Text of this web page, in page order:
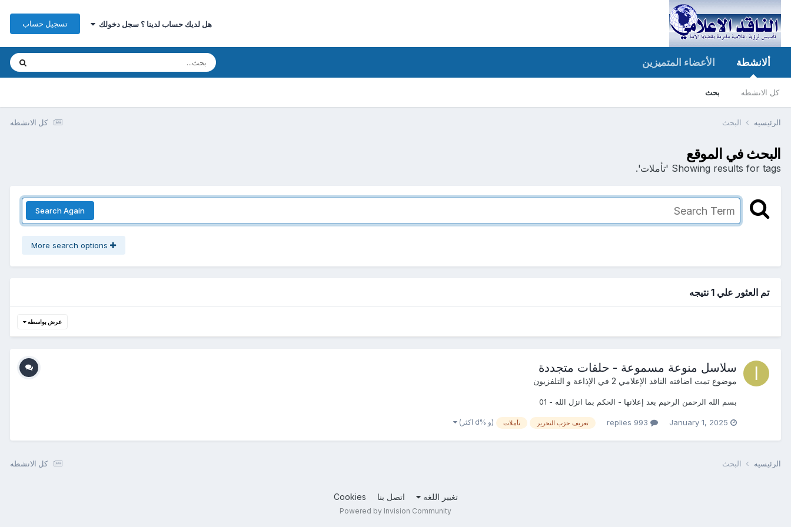
هل لديك حساب لدينا ؟ سجل دخولك تسجيل حساب
ألانشطة
كل الانشطه بحث
الأعضاء المتميزين
كل الانشطه الرئيسيه البحث
البحث في الموقع
Showing results for tags 'تأملات'.
Search Again
تم العثور علي 1 نتيجه
عرض بواسطه
سلاسل منوعة مسموعة - حلقات متجددة
موضوع تمت اضافته الناقد الإعلامي 2 في الإذاعة و التلفزيون
بسم الله الرحمن الرحيم بعد إعلانها - الحكم بما انزل الله - 01
January 1, 2025 تعريف حزب التحرير تأملات (و %d اكثر)
كل الانشطه الرئيسيه البحث
تغيير اللغه اتصل بنا Cookies
Powered by Invision Community